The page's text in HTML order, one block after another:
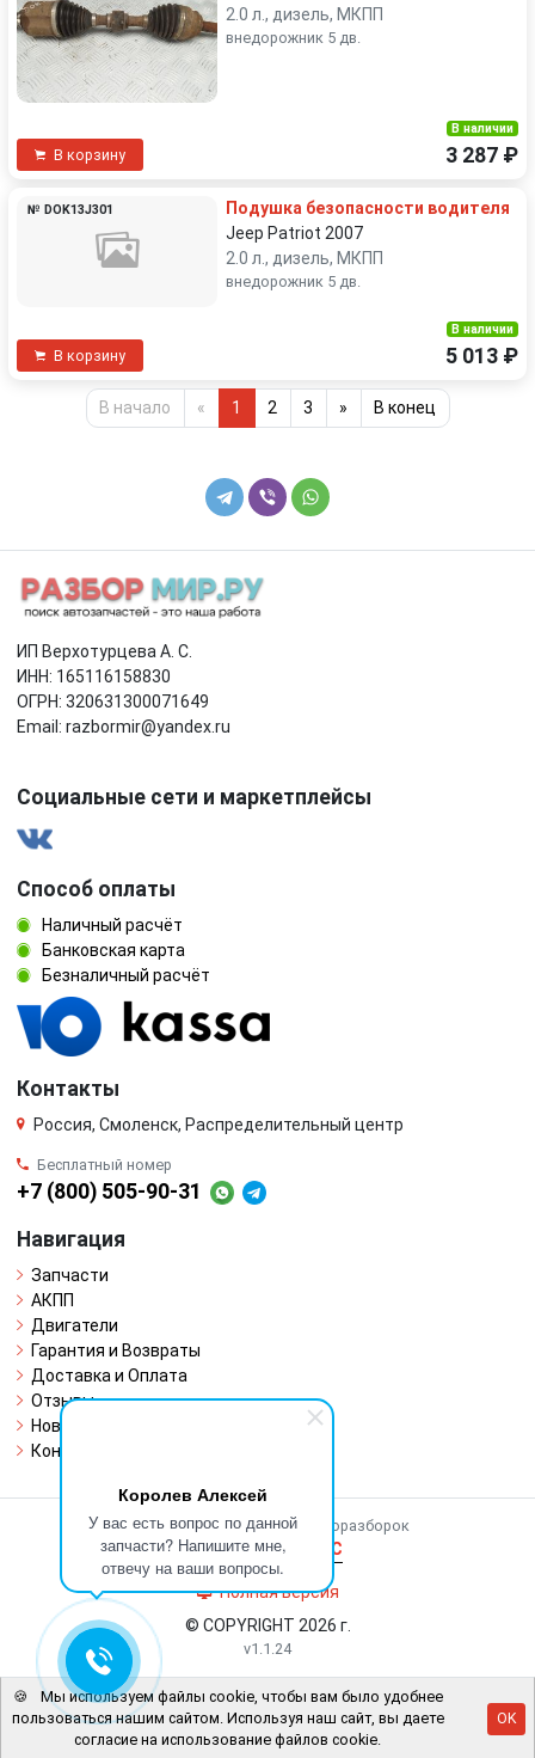
Королев Алексей
У вас есть вопрос по данной
запчасти? Напишите мне,
отвечу на ваши вопросы.
2.0 л., дизель, МКПП
внедорожник 5 дв.
В корзину
В наличии
3 287 ₽
№ DOK13J301
Подушка безопасности водителя
Jeep Patriot 2007
2.0 л., дизель, МКПП
внедорожник 5 дв.
В корзину
В наличии
5 013 ₽
В начало « 1 2 3 » В конец
ИП Верхотурцева А. С.
ИНН: 165116158830
ОГРН: 320631300071649
Email: razbormir@yandex.ru
Социальные сети и маркетплейсы
Способ оплаты
Наличный расчёт
Банковская карта
Безналичный расчёт
Контакты
Россия, Смоленск, Распределительный центр
Бесплатный номер
+7 (800) 505-90-31
Навигация
Запчасти
АКПП
Двигатели
Гарантия и Возвраты
Доставка и Оплата
Отзывы
Новости
Контакты
Работает на системе для авторазборок
CARRO.БИЗНЕС
Полная версия
© COPYRIGHT 2026 г.
v1.1.24
🍪
Мы используем файлы cookie, чтобы вам было удобнее
пользоваться нашим сайтом. Используя наш сайт, вы даете
согласие на использование файлов cookie.
OK